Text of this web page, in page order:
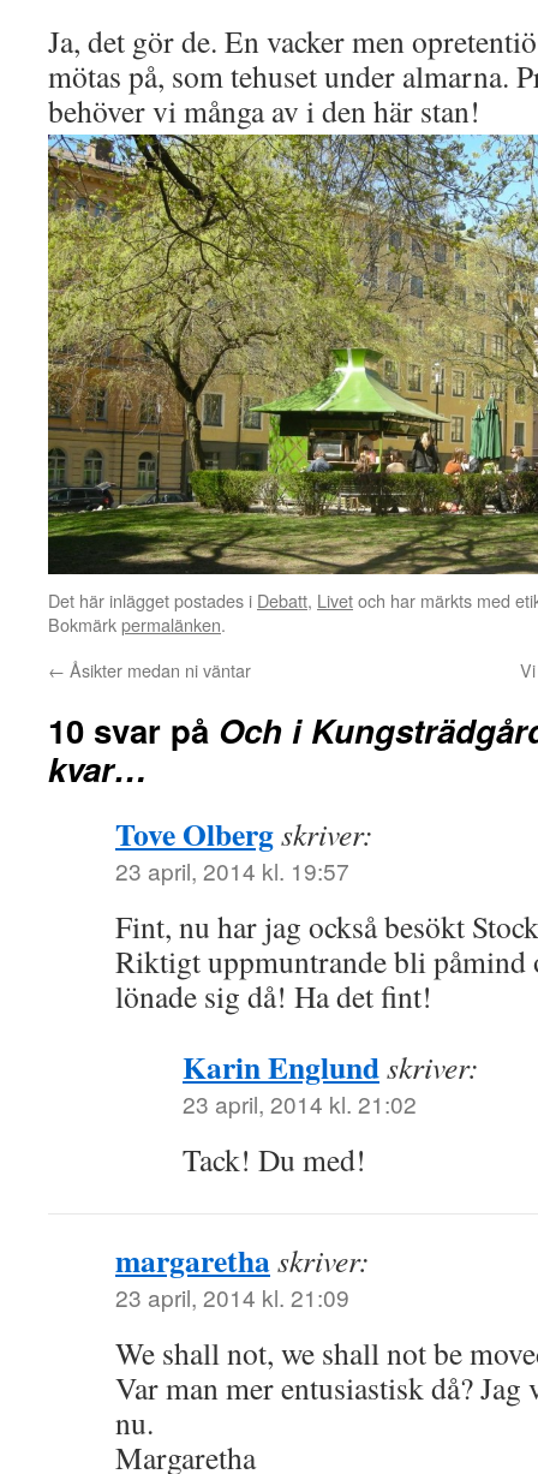
Ja, det gör de. En vacker men
mötas på, som tehuset under almarna.
behöver vi många av i den här stan!
Det här inlägget postades i Debatt, Livetoch har märkts med
Bokmärkpermalänken.
← Åsikter medan ni väntar
10 svar på Och i
kvar…
Tove Olbergskriver:
23 april, 2014 kl. 19:57
Fint, nu har jag också besökt
Riktigt uppmuntrande bli påmind
lönade sig då! Ha det fint!
Karin Englundskriver:
23 april, 2014 kl. 21:02
Tack! Du med!
margarethaskriver:
23 april, 2014 kl. 21:09
We shall not, we shall not be
Var man mer entusiastisk då?
nu.
Margaretha